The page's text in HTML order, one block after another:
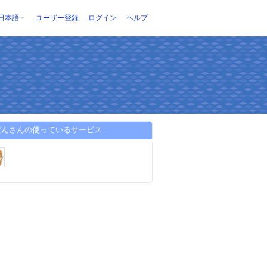
本語 ユーザー登録 ログイン ヘルプ
さんの使っているサービス